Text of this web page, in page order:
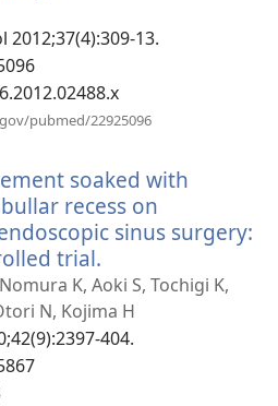
운
열
기)
13.
pubmed/22925096
창
열
기)
soaked with
recess on
sinus surgery:
trial.
로
운
창
K, Aoki S, Tochigi K,
N, Kojima H
404.